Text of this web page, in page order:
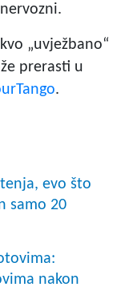
„uvježbano“
prerasti u
.
evo što
samo 20
nakon